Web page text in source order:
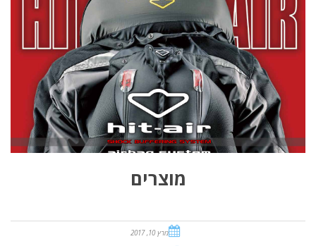
מוצרים
מרץ 10, 2017